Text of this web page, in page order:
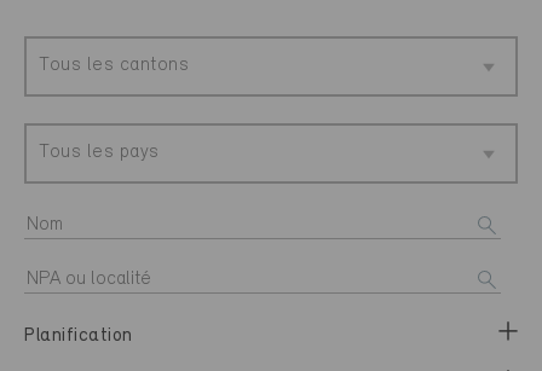
Tous les cantons
Tous les pays
Planification